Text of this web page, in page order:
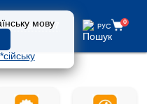
мову
800 33-97-57 РУС
0